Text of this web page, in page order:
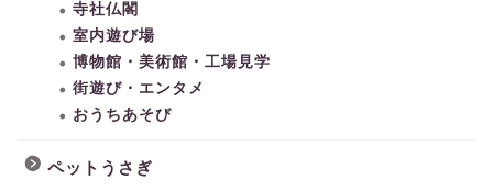
寺社仏閣
室内遊び場
博物館・美術館・工場見学
街遊び・エンタメ
おうちあそび
ペットうさぎ